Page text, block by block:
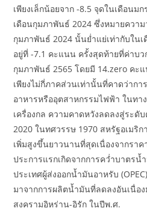
เพียงเล็กน้อยจาก -8.5 จุดในเดือนม
เดือนกุมภาพันธ์ 2024 ซึ่งหมายควา
กุมภาพันธ์ 2024 นั้นย่ำแย่เท่ากับใน
อยู่ที่ -7.1 คะแนน ครั้งสุดท้ายที่ค่าบว
กุมภาพันธ์ 2565 โดยมี 14.zero คะ
เพียงไม่กี่ภาคส่วนเท่านั้นที่คาดว่ากา
อาหารหรืออุตสาหกรรมไฟฟ้า ในท
เครื่องกล ความคาดหวังลดลงสู่ระ
2020 ในทศวรรษ 1970 สหรัฐอเมริ
เพิ่มสูงขึ้นยาวนานที่สุดเนื่องจากรา
ประการแรกเกิดจากการคว่ำบาตรน้
ประเทศผู้ส่งออกน้ำมันอาหรับ
มาจากการผลิตน้ำมันที่ลดลงอันเนื่อ
สงครามอิหร่าน-อิรัก ในปีพ.ศ.